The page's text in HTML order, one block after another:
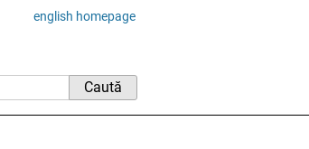
english homepage